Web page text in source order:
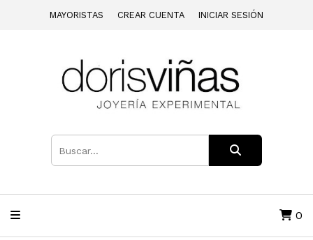
MAYORISTAS CREAR CUENTA INICIAR SESIÓN
0